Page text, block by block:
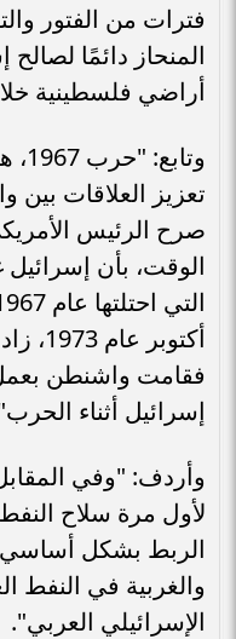
فترات من الفتور
المنحاز دائمًا لصالح
أراضي فلسطينية خلال
تعزيز العلاقات
صرح الرئيس
الوقت، بأن إسرائيل
فقامت واشنطن
إسرائيل أثناء
وأردف: "وفي
لأول مرة سلاح
الربط بشكل أساسي
والغربية في النفط
الإسرائيلي العربي".